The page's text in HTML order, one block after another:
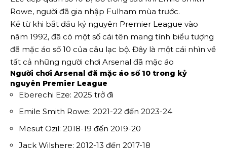
Rowe, người đã gia nhập Fulham mùa trước.
Kể từ khi bắt đầu kỷ nguyên Premier League vào
năm 1992, đã có một số cái tên mang tính biểu tượng
đã mặc áo số 10 của câu lạc bộ. Đây là một cái nhìn về
tất cả những người chơi Arsenal đã mặc áo
Người chơi Arsenal đã mặc áo số 10 trong kỷ
nguyên Premier League
Eberechi Eze: 2025 trở đi
Emile Smith Rowe: 2021-22 đến 2023-24
Mesut Ozil: 2018-19 đến 2019-20
Jack Wilshere: 2012-13 đến 2017-18